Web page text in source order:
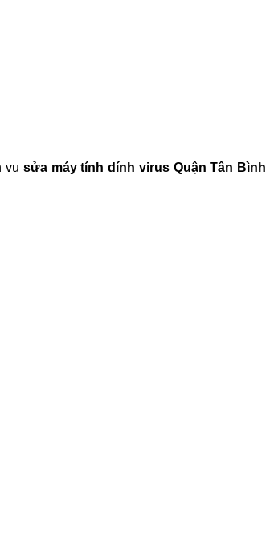
vụ sửa máy tính dính virus Quận Tân Bình